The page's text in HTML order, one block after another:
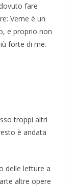
fare
Verne è un
e proprio non
forte di me.
troppi altri
è andata
delle letture a
altre opere